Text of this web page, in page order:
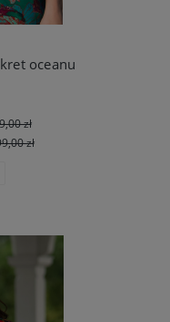
oceanu
zł
zł